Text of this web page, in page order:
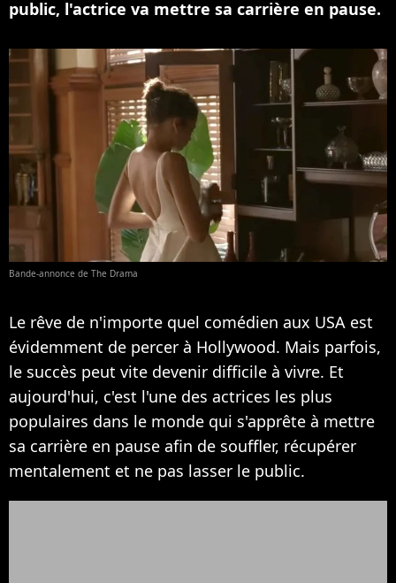
public, l'actrice va mettre sa carrière en pause.
Bande-annonce de The Drama
Le rêve de n'importe quel comédien aux USA est
évidemment de percer à Hollywood. Mais parfois,
le succès peut vite devenir difficile à vivre. Et
aujourd'hui, c'est l'une des actrices les plus
populaires dans le monde qui s'apprête à mettre
sa carrière en pause afin de souffler, récupérer
mentalement et ne pas lasser le public.